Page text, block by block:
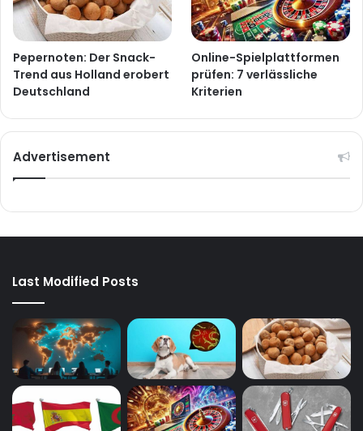
Pepernoten: Der Snack-
Trend aus Holland erobert
Deutschland
Online-Spielplattformen
prüfen: 7 verlässliche
Kriterien
Advertisement
Last Modified Posts